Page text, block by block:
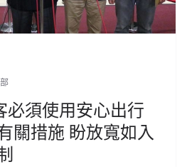
必須使用安心出行
關措施 盼放寬如入